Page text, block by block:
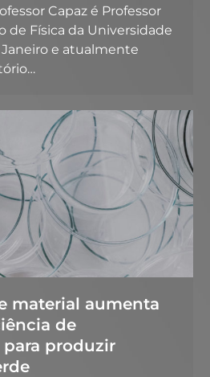
Capaz é Professor
de Física da Universidade
Janeiro e atualmente
material aumenta
de
produzir